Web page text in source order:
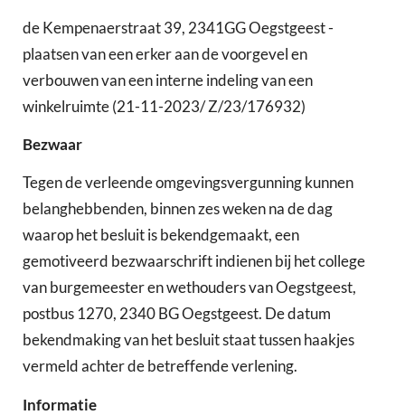
de Kempenaerstraat 39, 2341GG Oegstgeest -
plaatsen van een erker aan de voorgevel en
verbouwen van een interne indeling van een
winkelruimte (21-11-2023/ Z/23/176932)
Bezwaar
Tegen de verleende omgevingsvergunning kunnen
belanghebbenden, binnen zes weken na de dag
waarop het besluit is bekendgemaakt, een
gemotiveerd bezwaarschrift indienen bij het college
van burgemeester en wethouders van Oegstgeest,
postbus 1270, 2340 BG Oegstgeest. De datum
bekendmaking van het besluit staat tussen haakjes
vermeld achter de betreffende verlening.
Informatie